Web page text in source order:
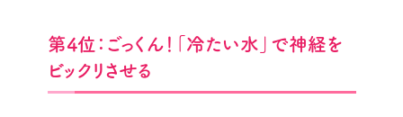
第4位：ごっくん！「冷たい水」で神経を
ビックリさせる